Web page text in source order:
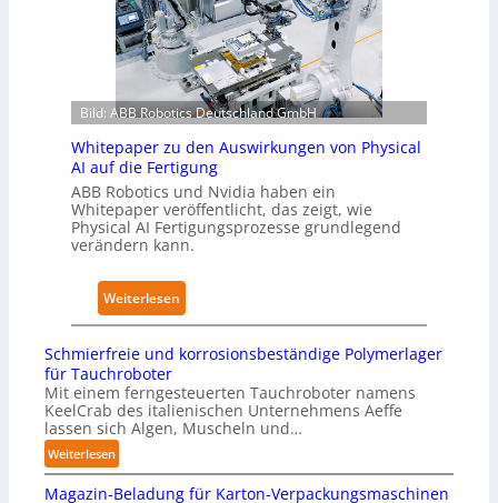
u
n
g
n
a
c
h
I
E
C
6
4
3
-
-
2
l
o
b
a
l
e
s
T
r
a
n
n
g
n
e
z
w
o
m
L
ö
u
n
g
e
n
s
a
t
N
o
t
Bild: ABB Robotics Deutschland GmbH
Whitepaper zu den Auswirkungen von Physical
AI auf die Fertigung
ABB Robotics und Nvidia haben ein
Whitepaper veröffentlicht, das zeigt, wie
Physical AI Fertigungsprozesse grundlegend
verändern kann.
Weiterlesen
W
h
t
e
p
Schmierfreie und korrosionsbeständige Polymerlager
für Tauchroboter
Mit einem ferngesteuerten Tauchroboter namens
KeelCrab des italienischen Unternehmens Aeffe
lassen sich Algen, Muscheln und…
Weiterlesen:
S
c
Magazin-Beladung für Karton-Verpackungsmaschinen